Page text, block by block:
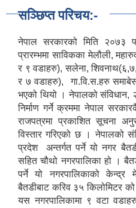
सञ्छिप्त परिचय:-
नेपाल सरकारको मिति २०७३
प्रारम्भमा साविकका मेलौली,
र ९ वडाहरु), सलेना,
र ७ वडाहरु), गा.वि.स.हरु
भएको थियो । नेपालको
निर्माण गर्ने क्रममा नेपाल
राजपत्रमा प्रकाशित सूचना
विस्तार गरिएको छ । नेपालको
प्रदेश अन्तर्गत पर्ने यो नगर
सहित चौथो नगरपालिका हो ।
पर्ने यो नगरपालिकाको केन्द्र
बैतडीबाट करिव ३५ किलोमिटर
यस नगरपालिकामा ९ वटा